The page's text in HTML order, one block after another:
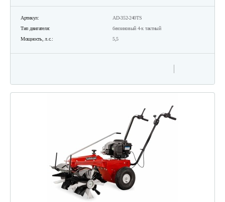
Артикул:
AD-352-240TS
Тип двигателя:
бензиновый 4-х тактный
Мощность, л.с.:
5,5